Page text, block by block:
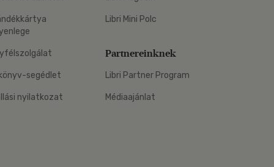
segédlet
nyilatkozat
Libri Mini Polc
Partnereinknek
Libri Partner Program
Médiaajánlat